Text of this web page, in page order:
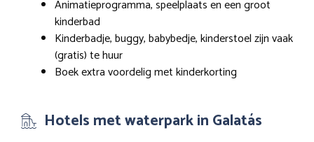
Animatieprogramma, speelplaats en een groot
kinderbad
Kinderbadje, buggy, babybedje, kinderstoel zijn vaak
(gratis) te huur
Boek extra voordelig met kinderkorting
Hotels met waterpark in Galatás